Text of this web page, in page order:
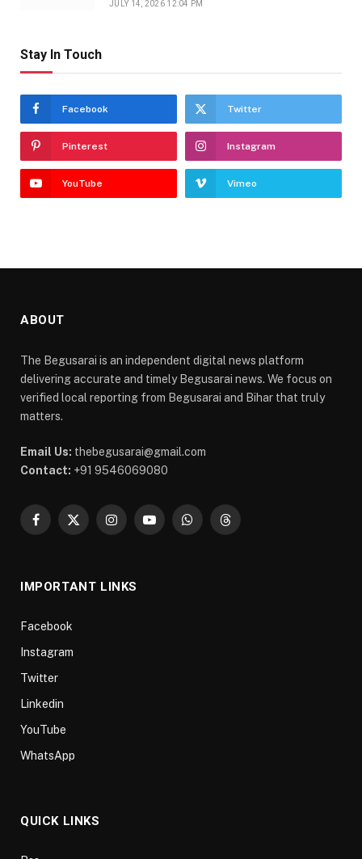
JULY 14, 2026 12:04 PM
Stay In Touch
Facebook Twitter
Pinterest Instagram
YouTube Vimeo
ABOUT
The Begusarai is an independent digital news platform
delivering accurate and timely Begusarai news. We focus on
verified local reporting from Begusarai and Bihar that truly
matters.
Email Us: thebegusarai@gmail.com
Contact: +91 9546069080
Facebook
X
InstagramYouTubeWhatsAppThreads
IMPORTANT LINKS
Facebook
Instagram
Twitter
Linkedin
YouTube
WhatsApp
QUICK LINKS